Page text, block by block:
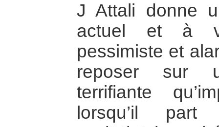
J Attali donne
actuel et à
pessimiste et
reposer sur
terrifiante
lorsqu’il